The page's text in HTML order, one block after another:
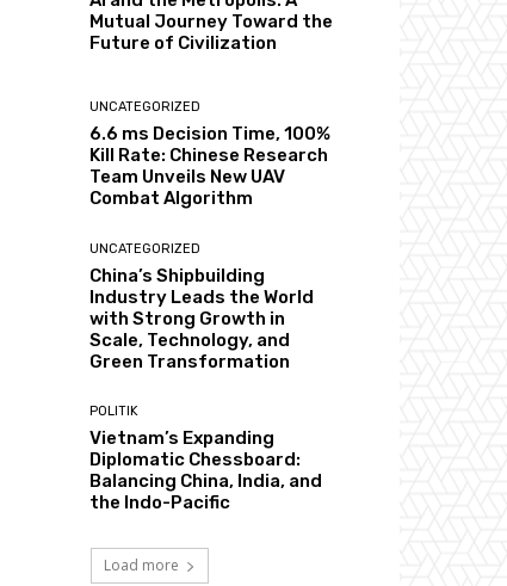
Mutual Journey Toward the
Future of Civilization
UNCATEGORIZED
6.6 ms Decision Time, 100%
Kill Rate: Chinese Research
Team Unveils New UAV
Combat Algorithm
UNCATEGORIZED
China’s Shipbuilding
Industry Leads the World
with Strong Growth in
Scale, Technology, and
Green Transformation
POLITIK
Vietnam’s Expanding
Diplomatic Chessboard:
Balancing China, India, and
the Indo-Pacific
Load more